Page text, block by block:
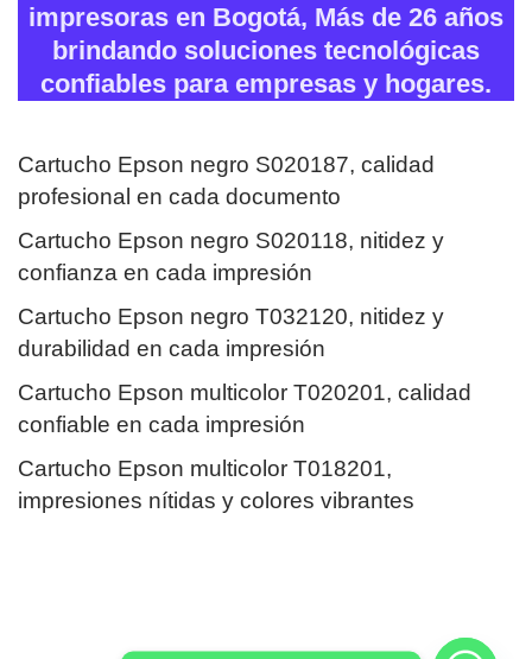
impresoras en Bogotá, Más de 26 años
brindando soluciones tecnológicas
confiables para empresas y hogares.
Cartucho Epson negro S020187, calidad
profesional en cada documento
Cartucho Epson negro S020118, nitidez y
confianza en cada impresión
Cartucho Epson negro T032120, nitidez y
durabilidad en cada impresión
Cartucho Epson multicolor T020201, calidad
confiable en cada impresión
Cartucho Epson multicolor T018201,
impresiones nítidas y colores vibrantes